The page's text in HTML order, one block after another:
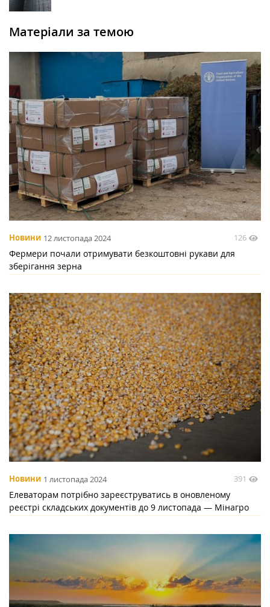
Матеріали за темою
Новини 12 листопада 2024 126
Фермери почали отримувати безкоштовні рукави для
зберігання зерна
Новини 1 листопада 2024 391
Елеваторам потрібно зареєструватись в оновленому
реєстрі складських документів до 9 листопада — Мінагро